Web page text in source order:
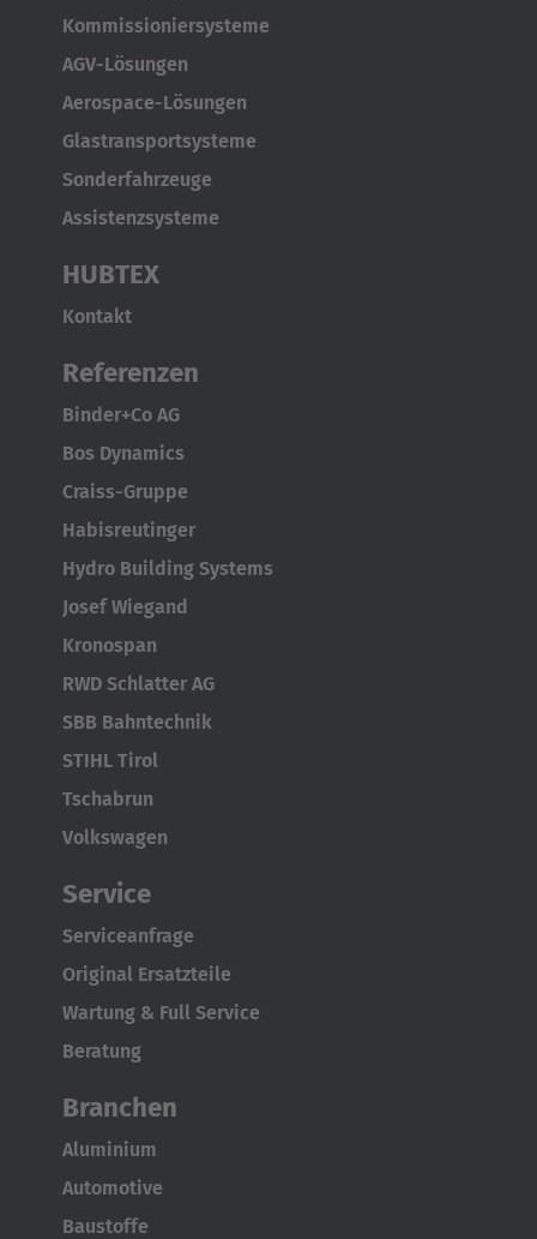
Kommissioniersysteme
AGV-Lösungen
Aerospace-Lösungen
Glastransportsysteme
Sonderfahrzeuge
Assistenzsysteme
HUBTEX
Kontakt
Referenzen
Binder+Co AG
Bos Dynamics
Craiss-Gruppe
Habisreutinger
Hydro Building Systems
Josef Wiegand
Kronospan
RWD Schlatter AG
SBB Bahntechnik
STIHL Tirol
Tschabrun
Volkswagen
Service
Serviceanfrage
Original Ersatzteile
Wartung & Full Service
Beratung
Branchen
Aluminium
Automotive
Baustoffe